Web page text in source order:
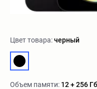
Цвет товара:черный
Объем памяти: 12 + 256 Гб